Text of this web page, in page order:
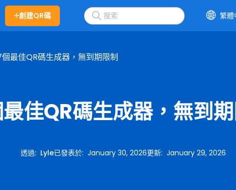
創建QR碼 繁體
個最佳QR碼生成器，無到期限制
佳QR碼生成器，無到
透過: Lyle已發表於: January 30, 2026更新: January 29, 2026